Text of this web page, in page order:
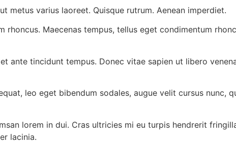
metus varius laoreet. Quisque rutrum. Aenean imperdiet.
Maecenas tempus, tellus eget condimentum
ante tincidunt tempus. Donec vitae sapien ut libero
leo eget bibendum sodales, augue velit cursus nunc,
lorem in dui. Cras ultricies mi eu turpis hendrerit
lacinia.